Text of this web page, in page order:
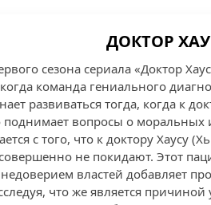
ДОКТОР
сезона сериала «Доктор
команда гениального
развиваться тогда, когда к
поднимает вопросы о моральных
с того, что к доктору Хаусу
не покидают. Этот
властей добавляет
что же является